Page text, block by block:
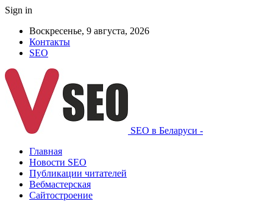
Sign in
Воскресенье, 9 августа, 2026
Контакты
SEO
SEO в Беларуси -
Главная
Новости SEO
Публикации читателей
Вебмастерская
Сайтостроение